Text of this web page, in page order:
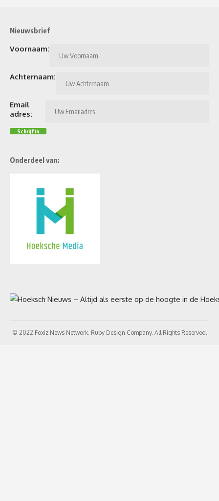
Nieuwsbrief
Voornaam:
Achternaam:
Email
adres:
Onderdeel van:
© 2022 Foxiz News Network. Ruby Design Company. All Rights Reserved.